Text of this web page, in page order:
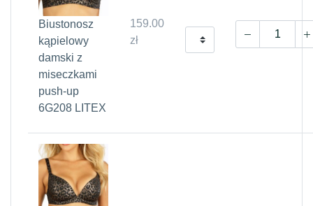
Biustonosz
kąpielowy
damski z
miseczkami
push-up
6G208 LITEX
159.00
zł